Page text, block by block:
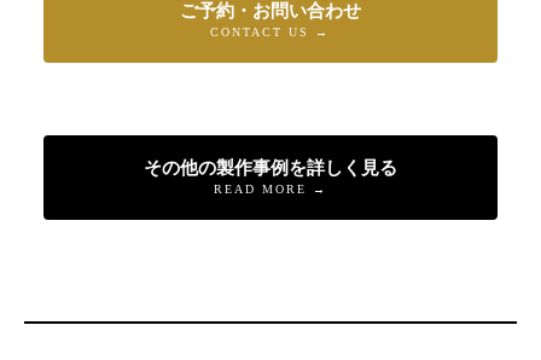
ご予約・お問い合わせ
CONTACT US →
その他の製作事例を詳しく見る
READ MORE →